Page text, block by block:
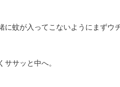
に蚊が入ってこないようにまずウ
ササッと中へ。